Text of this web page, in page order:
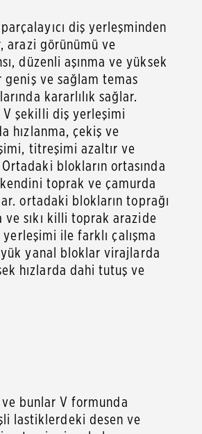
diş yerleşminden
görünümü ve
düzenli aşınma ve yüksek
ve sağlam temas
kararlılık sağlar.
şekilli diş yerleşimi
hızlanma, çekiş ve
titreşimi azaltır ve
blokların ortasında
toprak ve çamurda
ortadaki blokların toprağı
ve sıkı killi toprak arazide
ile farklı çalışma
yanal bloklar virajlarda
hızlarda dahi tutuş ve
bunlar V formunda
lastiklerdeki desen ve